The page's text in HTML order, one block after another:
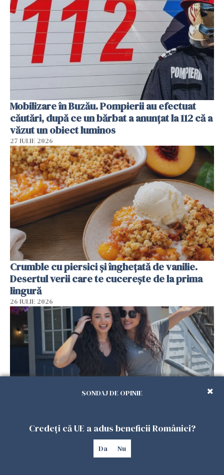
Mobilizare în Buzău. Pompierii au efectuat
căutări, după ce un bărbat a anunțat la 112 că a
văzut un obiect luminos
27 IULIE 2026
Crumble cu piersici și înghețată de vanilie.
Desertul verii care te cucerește de la prima
lingură
26 IULIE 2026
Cum au devenit două românce de neînlocuit
într-un restaurant din SUA. Patronul: „Nu știu
ce o să mă fac fără voi”
SONDAJ DE OPINIE
Credeți că UE a adus beneficii României?
Da Nu